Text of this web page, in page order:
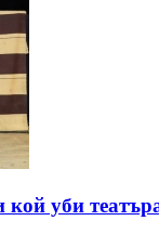
кой уби